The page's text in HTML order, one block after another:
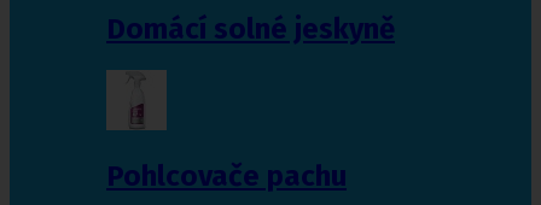
Domácí solné jeskyně
Pohlcovače pachu